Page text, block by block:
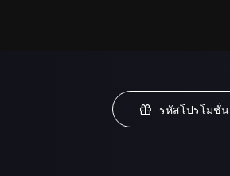
รหัสโปรโมชั่น